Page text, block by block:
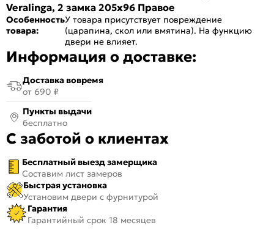
Veralinga, 2 замка 205x96 Правое
Особенность
товара:
У товара присутствует повреждение
(царапина, скол или вмятина). На функцию
двери не влияет.
Информация о доставке:
Доставка вовремя
от 690 ₽
Пункты выдачи
бесплатно
С заботой о клиентах
Бесплатный выезд замерщика
Составим лист замеров
Быстрая установка
Установим двери с фурнитурой
Гарантия
Гарантийный срок 18 месяцев